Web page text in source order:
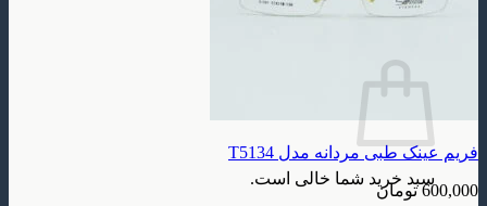
سبد خرید شما خالی است.
فریم عینک طبی مردانه مدل T5134
600,000 تومان